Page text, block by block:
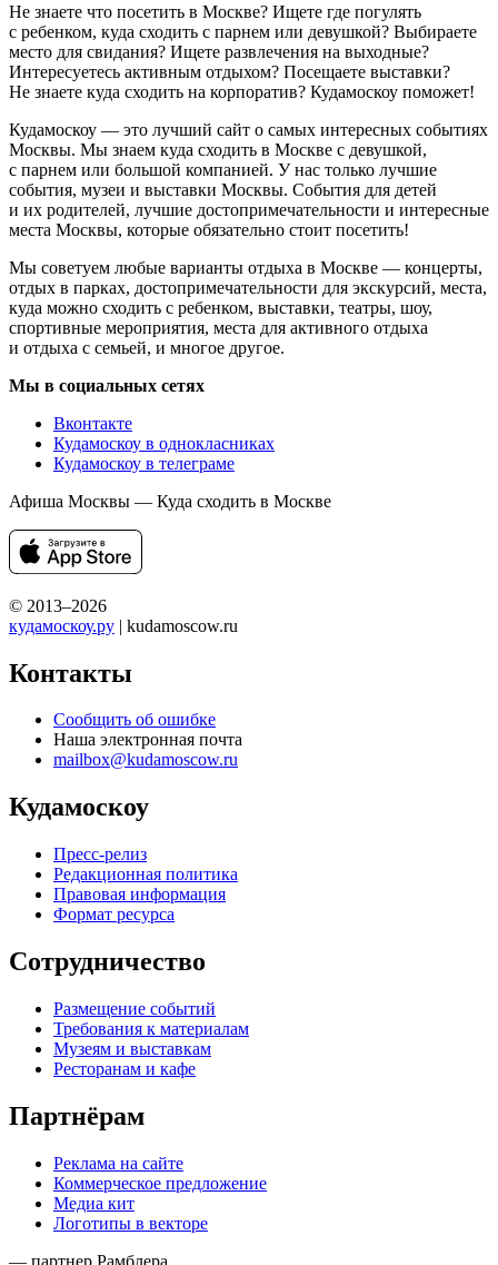
Не знаете что посетить в Москве? Ищете где погулять
с ребенком, куда сходить с парнем или девушкой? Выбираете
место для свидания? Ищете развлечения на выходные?
Интересуетесь активным отдыхом? Посещаете выставки?
Не знаете куда сходить на корпоратив? Кудамоскоу поможет!
Кудамоскоу — это лучший сайт о самых интересных событиях
Москвы. Мы знаем куда сходить в Москве с девушкой,
с парнем или большой компанией. У нас только лучшие
события, музеи и выставки Москвы. События для детей
и их родителей, лучшие достопримечательности и интересные
места Москвы, которые обязательно стоит посетить!
Мы советуем любые варианты отдыха в Москве — концерты,
отдых в парках, достопримечательности для экскурсий, места,
куда можно сходить с ребенком, выставки, театры, шоу,
спортивные мероприятия, места для активного отдыха
и отдыха с семьей, и многое другое.
Мы в социальных сетях
Вконтакте
Кудамоскоу в однокласниках
Кудамоскоу в телеграме
Афиша Москвы — Куда сходить в Москве
© 2013–2026
кудамоскоу.ру | kudamoscow.ru
Контакты
Сообщить об ошибке
Наша электронная почта
mailbox@kudamoscow.ru
Кудамоскоу
Пресс-релиз
Редакционная политика
Правовая информация
Формат ресурса
Сотрудничество
Размещение событий
Требования к материалам
Музеям и выставкам
Ресторанам и кафе
Партнёрам
Реклама на сайте
Коммерческое предложение
Медиа кит
Логотипы в векторе
— партнер Рамблера